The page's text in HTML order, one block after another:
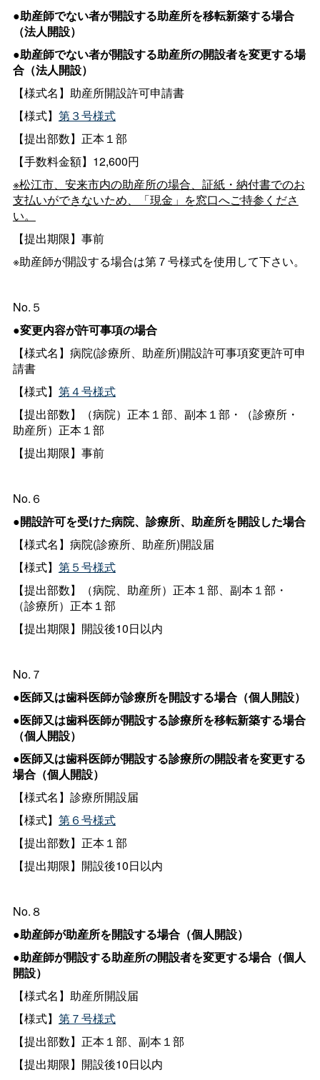
●助産師でない者が開設する助産所を移転新築する場合
（法人開設）
●助産師でない者が開設する助産所の開設者を変更する場
合（法人開設）
【様式名】助産所開設許可申請書
【様式】 第３号様式
【提出部数】正本１部
【手数料金額】12,600円
※松江市、安来市内の助産所の場合、証紙・納付書でのお
支払いができないため、「現金」を窓口へご持参くださ
い。
【提出期限】事前
※助産師が開設する場合は第７号様式を使用して下さい。
No.５
●変更内容が許可事項の場合
【様式名】病院(診療所、助産所)開設許可事項変更許可申
請書
【様式】 第４号様式
【提出部数】（病院）正本１部、副本１部・（診療所・
助産所）正本１部
【提出期限】事前
No.６
●開設許可を受けた病院、診療所、助産所を開設した場合
【様式名】病院(診療所、助産所)開設届
【様式】 第５号様式
【提出部数】（病院、助産所）正本１部、副本１部・
（診療所）正本１部
【提出期限】開設後10日以内
No.７
●医師又は歯科医師が診療所を開設する場合（個人開設）
●医師又は歯科医師が開設する診療所を移転新築する場合
（個人開設）
●医師又は歯科医師が開設する診療所の開設者を変更する
場合（個人開設）
【様式名】診療所開設届
【様式】 第６号様式
【提出部数】正本１部
【提出期限】開設後10日以内
No.８
●助産師が助産所を開設する場合（個人開設）
●助産師が開設する助産所の開設者を変更する場合（個人
開設）
【様式名】助産所開設届
【様式】 第７号様式
【提出部数】正本１部、副本１部
【提出期限】開設後10日以内